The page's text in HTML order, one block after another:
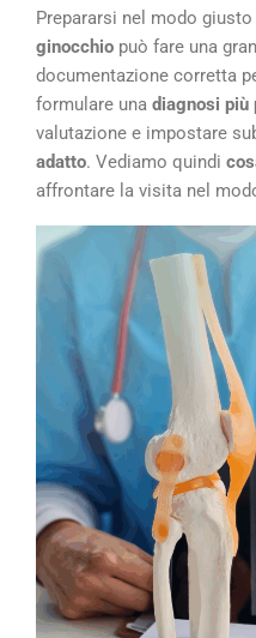
Prepararsi nel modo
ginocchio può fare una
documentazione corretta
formulare una diagnosi più
valutazione e impostare
adatto. Vediamo quindi
affrontare la visita nel